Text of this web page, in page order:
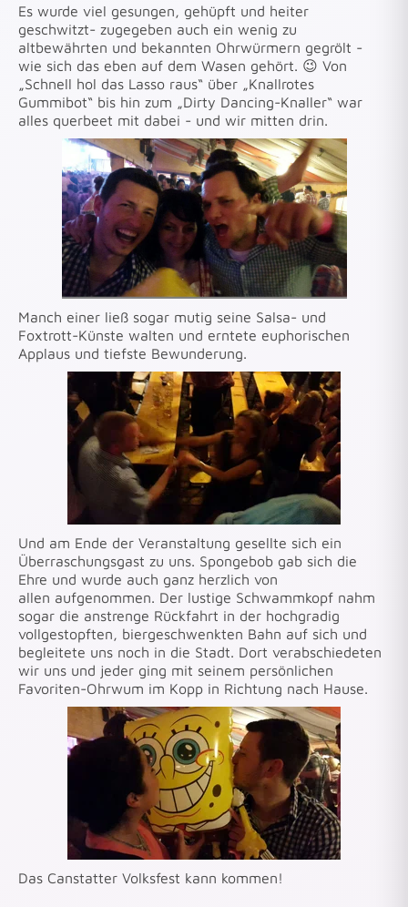
Es wurde viel gesungen, gehüpft und heiter
geschwitzt- zugegeben auch ein wenig zu
altbewährten und bekannten Ohrwürmern gegrölt -
wie sich das eben auf dem Wasen gehört. 😉 Von
„Schnell hol das Lasso raus“ über „Knallrotes
Gummibot“ bis hin zum „Dirty Dancing-Knaller“ war
alles querbeet mit dabei - und wir mitten drin.
Manch einer ließ sogar mutig seine Salsa- und
Foxtrott-Künste walten und erntete euphorischen
Applaus und tiefste Bewunderung.
Und am Ende der Veranstaltung gesellte sich ein
Überraschungsgast zu uns. Spongebob gab sich die
Ehre und wurde auch ganz herzlich von
allen aufgenommen. Der lustige Schwammkopf nahm
sogar die anstrenge Rückfahrt in der hochgradig
vollgestopften, biergeschwenkten Bahn auf sich und
begleitete uns noch in die Stadt. Dort verabschiedeten
wir uns und jeder ging mit seinem persönlichen
Favoriten-Ohrwum im Kopp in Richtung nach Hause.
Das Canstatter Volksfest kann kommen!